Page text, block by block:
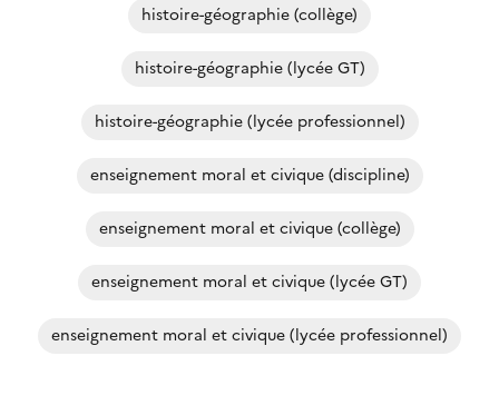
histoire-géographie (collège)
histoire-géographie (lycée GT)
histoire-géographie (lycée professionnel)
enseignement moral et civique (discipline)
enseignement moral et civique (collège)
enseignement moral et civique (lycée GT)
enseignement moral et civique (lycée professionnel)